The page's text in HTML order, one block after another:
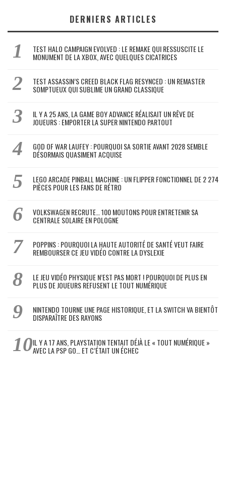
DERNIERS ARTICLES
TEST HALO CAMPAIGN EVOLVED : LE REMAKE QUI RESSUSCITE LE
MONUMENT DE LA XBOX, AVEC QUELQUES CICATRICES
TEST ASSASSIN’S CREED BLACK FLAG RESYNCED : UN REMASTER
SOMPTUEUX QUI SUBLIME UN GRAND CLASSIQUE
IL Y A 25 ANS, LA GAME BOY ADVANCE RÉALISAIT UN RÊVE DE
JOUEURS : EMPORTER LA SUPER NINTENDO PARTOUT
GOD OF WAR LAUFEY : POURQUOI SA SORTIE AVANT 2028 SEMBLE
DÉSORMAIS QUASIMENT ACQUISE
LEGO ARCADE PINBALL MACHINE : UN FLIPPER FONCTIONNEL DE 2 274
PIÈCES POUR LES FANS DE RÉTRO
VOLKSWAGEN RECRUTE… 100 MOUTONS POUR ENTRETENIR SA
CENTRALE SOLAIRE EN POLOGNE
POPPINS : POURQUOI LA HAUTE AUTORITÉ DE SANTÉ VEUT FAIRE
REMBOURSER CE JEU VIDÉO CONTRE LA DYSLEXIE
LE JEU VIDÉO PHYSIQUE N’EST PAS MORT ! POURQUOI DE PLUS EN
PLUS DE JOUEURS REFUSENT LE TOUT NUMÉRIQUE
NINTENDO TOURNE UNE PAGE HISTORIQUE, ET LA SWITCH VA BIENTÔT
DISPARAÎTRE DES RAYONS
IL Y A 17 ANS, PLAYSTATION TENTAIT DÉJÀ LE « TOUT NUMÉRIQUE »
AVEC LA PSP GO… ET C’ÉTAIT UN ÉCHEC